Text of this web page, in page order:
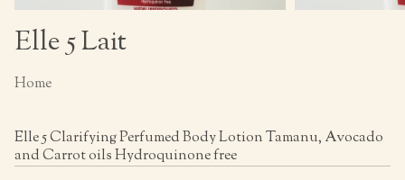
Elle 5 Lait
Home
Elle 5 Clarifying Perfumed Body Lotion Tamanu, Avocado
and Carrot oils Hydroquinone free